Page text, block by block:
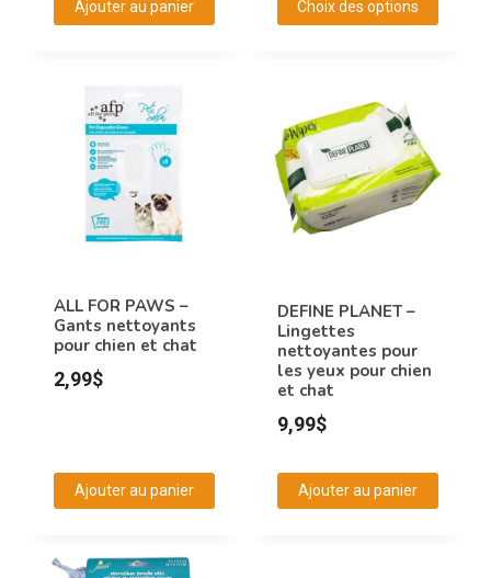
Ajouter au panier Choix des options
plusieurs
variations.
Les
options
choisies
sur
la
page
du
ALL FOR PAWS –
Gants nettoyants
pour chien et chat
2,99$
Ajouter au panier
DEFINE PLANET –
Lingettes
nettoyantes pour
les yeux pour chien
et chat
9,99$
Ajouter au panier